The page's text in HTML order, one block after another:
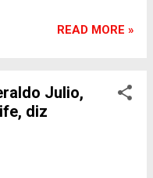
com certeza, no
da Seleção Brasileira
participarão dos
de Janeiro 2016,
tipo de acidente,
de um levantamento
READ MORE »
Julio,
diz